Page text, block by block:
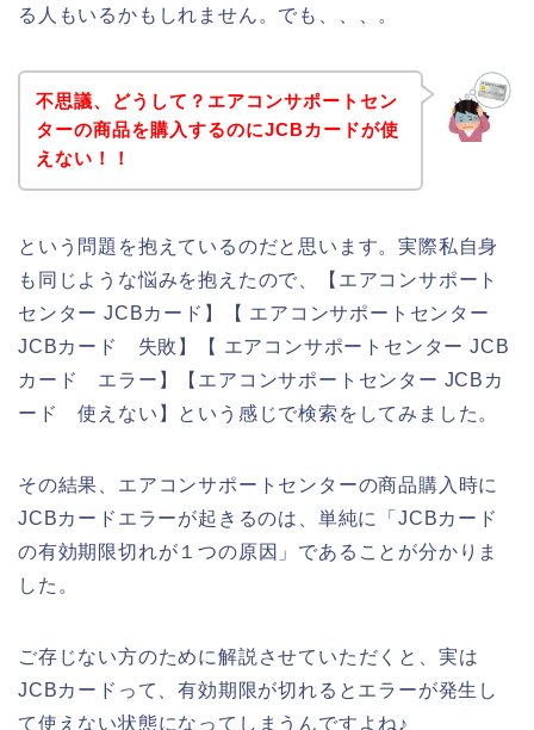
る人もいるかもしれません。でも、、、。
不思議、どうして？エアコンサポートセン
ターの商品を購入するのにJCBカードが使
えない！！
という問題を抱えているのだと思います。実際私自身
も同じような悩みを抱えたので、【エアコンサポート
センター JCBカード】【 エアコンサポートセンター
JCBカード 失敗】【 エアコンサポートセンター JCB
カード エラー】【エアコンサポートセンター JCBカ
ード 使えない】という感じで検索をしてみました。
その結果、エアコンサポートセンターの商品購入時に
JCBカードエラーが起きるのは、単純に「JCBカード
の有効期限切れが１つの原因」であることが分かりま
した。
ご存じない方のために解説させていただくと、実は
JCBカードって、有効期限が切れるとエラーが発生し
て使えない状態になってしまうんですよね♪